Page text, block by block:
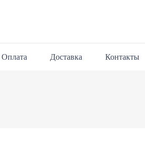
Оплата Доставка Контакты